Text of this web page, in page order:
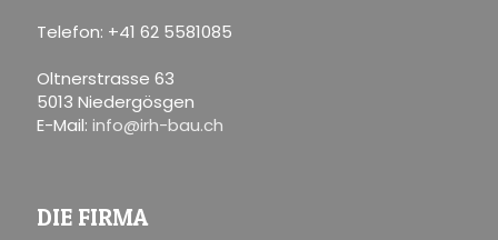
Telefon: +41 62 5581085
Oltnerstrasse 63
5013 Niedergösgen
E-Mail: info@irh-bau.ch
DIE FIRMA